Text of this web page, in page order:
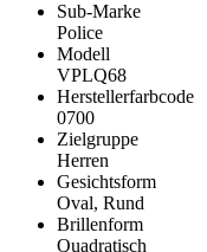
Sub-Marke
Police
Modell
VPLQ68
Herstellerfarbcode
0700
Zielgruppe
Herren
Gesichtsform
Oval, Rund
Brillenform
Quadratisch